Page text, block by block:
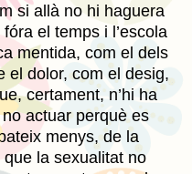
si allà no hi haguera
el temps i l’escola
mentida, com el dels
el dolor, com el desig,
certament, n’hi ha
actuar perquè es
menys, de la
la sexualitat no